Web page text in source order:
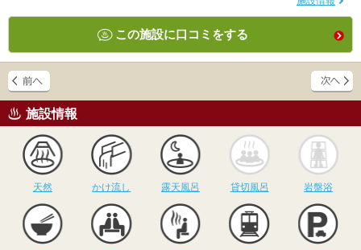
この施設に口コミをする
施設情報
天然
かけ流し
かけ流し
露天風呂
露天風呂
貸切風呂
貸切風呂 岩盤浴
サウナ